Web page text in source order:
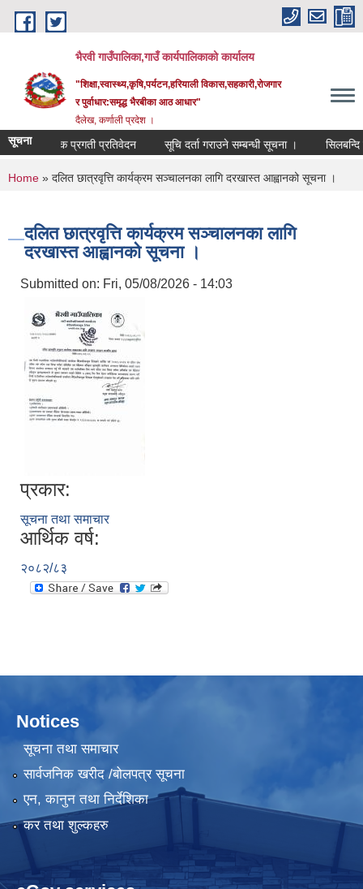
Skip to main content
भैरवी गाउँपालिका,गाउँ कार्यपालिकाको कार्यालय
"शिक्षा,स्वास्थ्य,कृषि,पर्यटन,हरियाली विकास,सहकारी,रोजगार
र पुर्वाधार:समृद्ध भैरबीका आठ आधार"
दैलेख, कर्णाली प्रदेश ।
सूचना
त्रैमासिक प्रगती प्रतिवेदन सूचि दर्ता गराउने सम्बन्धी सूचना । सिलबन्दि
You are here
Home » दलित छात्रवृत्ति कार्यक्रम सञ्चालनका लागि दरखास्त आह्वानको सूचना ।
दलित छात्रवृत्ति कार्यक्रम सञ्चालनका लागि
दरखास्त आह्वानको सूचना ।
Submitted on: Fri, 05/08/2026 - 14:03
प्रकार:
सूचना तथा समाचार
आर्थिक वर्ष:
२०८२/८३
Notices
सूचना तथा समाचार
सार्वजनिक खरीद /बोलपत्र सूचना
एन, कानुन तथा निर्देशिका
कर तथा शुल्कहरु